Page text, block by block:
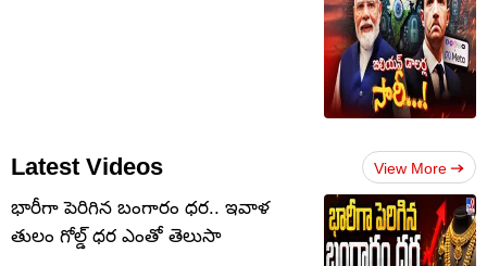
Latest Videos View More
భారీగా పెరిగిన బంగారం ధర.. ఇవాళ
తులం గోల్డ్‌ ధర ఎంతో తెలుసా